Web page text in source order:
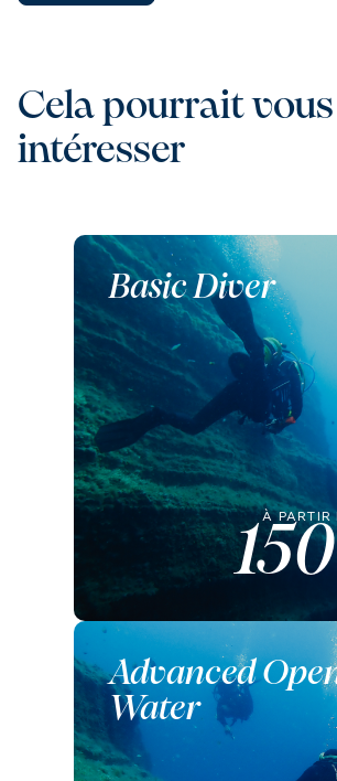
Cela pourrait vous
intéresser
Basic Diver
À PARTIR
Advanced
Water